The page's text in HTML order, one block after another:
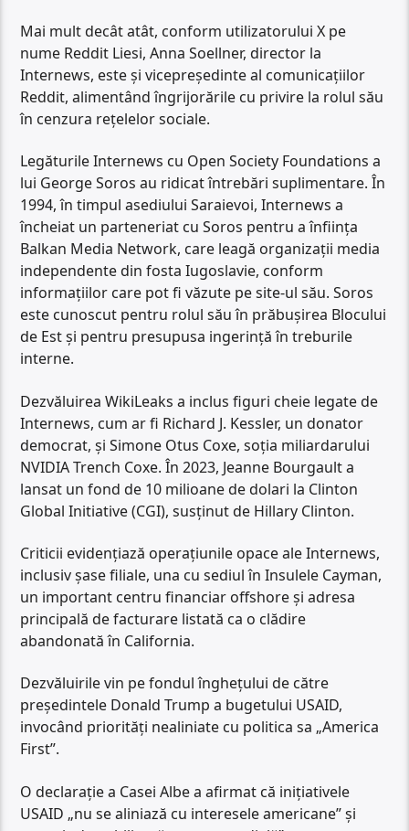
Mai mult decât atât, conform utilizatorului X pe
nume Reddit Liesi, Anna Soellner, director la
Internews, este și vicepreședinte al comunicațiilor
Reddit, alimentând îngrijorările cu privire la rolul său
în cenzura rețelelor sociale.
Legăturile Internews cu Open Society Foundations a
lui George Soros au ridicat întrebări suplimentare. În
1994, în timpul asediului Saraievoi, Internews a
încheiat un parteneriat cu Soros pentru a înființa
Balkan Media Network, care leagă organizații media
independente din fosta Iugoslavie, conform
informațiilor care pot fi văzute pe site-ul său. Soros
este cunoscut pentru rolul său în prăbușirea Blocului
de Est și pentru presupusa ingerință în treburile
interne.
Dezvăluirea WikiLeaks a inclus figuri cheie legate de
Internews, cum ar fi Richard J. Kessler, un donator
democrat, și Simone Otus Coxe, soția miliardarului
NVIDIA Trench Coxe. În 2023, Jeanne Bourgault a
lansat un fond de 10 milioane de dolari la Clinton
Global Initiative (CGI), susținut de Hillary Clinton.
Criticii evidențiază operațiunile opace ale Internews,
inclusiv șase filiale, una cu sediul în Insulele Cayman,
un important centru financiar offshore și adresa
principală de facturare listată ca o clădire
abandonată în California.
Dezvăluirile vin pe fondul înghețului de către
președintele Donald Trump a bugetului USAID,
invocând priorități nealiniate cu politica sa „America
First”.
O declarație a Casei Albe a afirmat că inițiativele
USAID „nu se aliniază cu interesele americane” și